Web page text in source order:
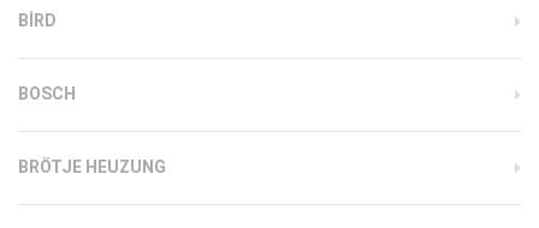
BIRD
BOSCH
BRÖTJE HEUZUNG